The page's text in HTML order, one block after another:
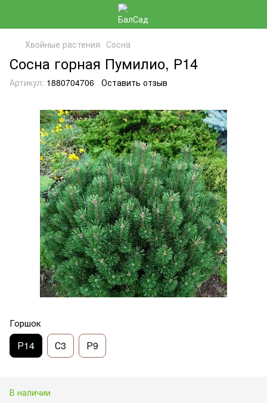
Хвойные растения Сосна
Сосна горная Пумилио, Р14
Артикул: 1880704706 Оставить отзыв
Горшок
Р14 С3 Р9
В наличии